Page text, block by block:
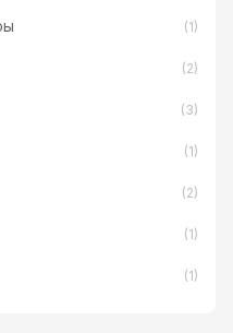
(1)
(2)
(3)
(1)
(2)
(1)
(1)